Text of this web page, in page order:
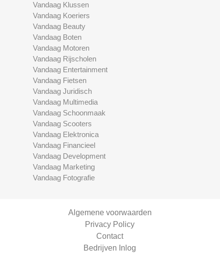
Vandaag Klussen
Vandaag Koeriers
Vandaag Beauty
Vandaag Boten
Vandaag Motoren
Vandaag Rijscholen
Vandaag Entertainment
Vandaag Fietsen
Vandaag Juridisch
Vandaag Multimedia
Vandaag Schoonmaak
Vandaag Scooters
Vandaag Elektronica
Vandaag Financieel
Vandaag Development
Vandaag Marketing
Vandaag Fotografie
Algemene voorwaarden
Privacy Policy
Contact
Bedrijven Inlog